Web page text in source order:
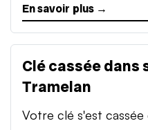
En savoir plus →
Clé cassée dans
Tramelan
Votre clé s'est cassée